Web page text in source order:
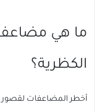
ما هي
الكظرية؟
أخطر المضاعفات لقصور